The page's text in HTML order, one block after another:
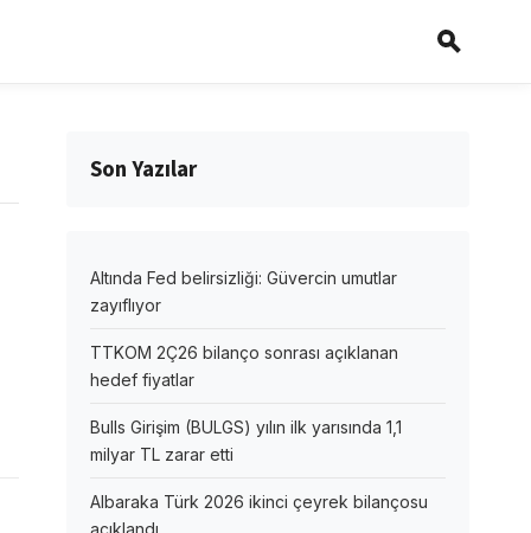
Son Yazılar
Altında Fed belirsizliği: Güvercin umutlar
zayıflıyor
TTKOM 2Ç26 bilanço sonrası açıklanan
hedef fiyatlar
Bulls Girişim (BULGS) yılın ilk yarısında 1,1
milyar TL zarar etti
Albaraka Türk 2026 ikinci çeyrek bilançosu
açıklandı